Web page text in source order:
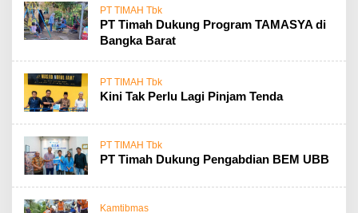
PT TIMAH Tbk
PT Timah Dukung Program TAMASYA di
Bangka Barat
PT TIMAH Tbk
Kini Tak Perlu Lagi Pinjam Tenda
PT TIMAH Tbk
PT Timah Dukung Pengabdian BEM UBB
Kamtibmas